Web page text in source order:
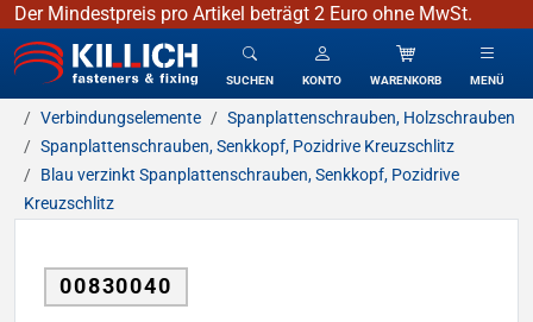
Der Mindestpreis pro Artikel beträgt 2 Euro ohne MwSt.
KILLICH - Verbindungselemente
SUCHEN KONTO WARENKORB MENÜ
Verbindungselemente
Spanplattenschrauben, Holzschrauben
Spanplattenschrauben, Senkkopf, Pozidrive Kreuzschlitz
Blau verzinkt Spanplattenschrauben, Senkkopf, Pozidrive
Kreuzschlitz
00830040